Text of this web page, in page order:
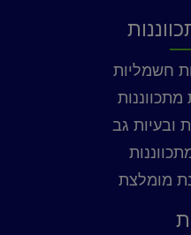
חשמליות
מתכווננות
ובעיות גב
מומלצת